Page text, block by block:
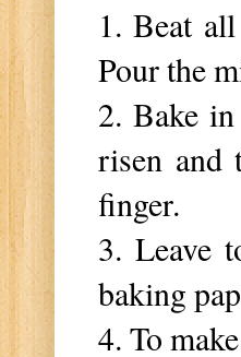
1. Beat
Pour the
2. Bake
risen and
finger.
3. Leave
baking
4. To